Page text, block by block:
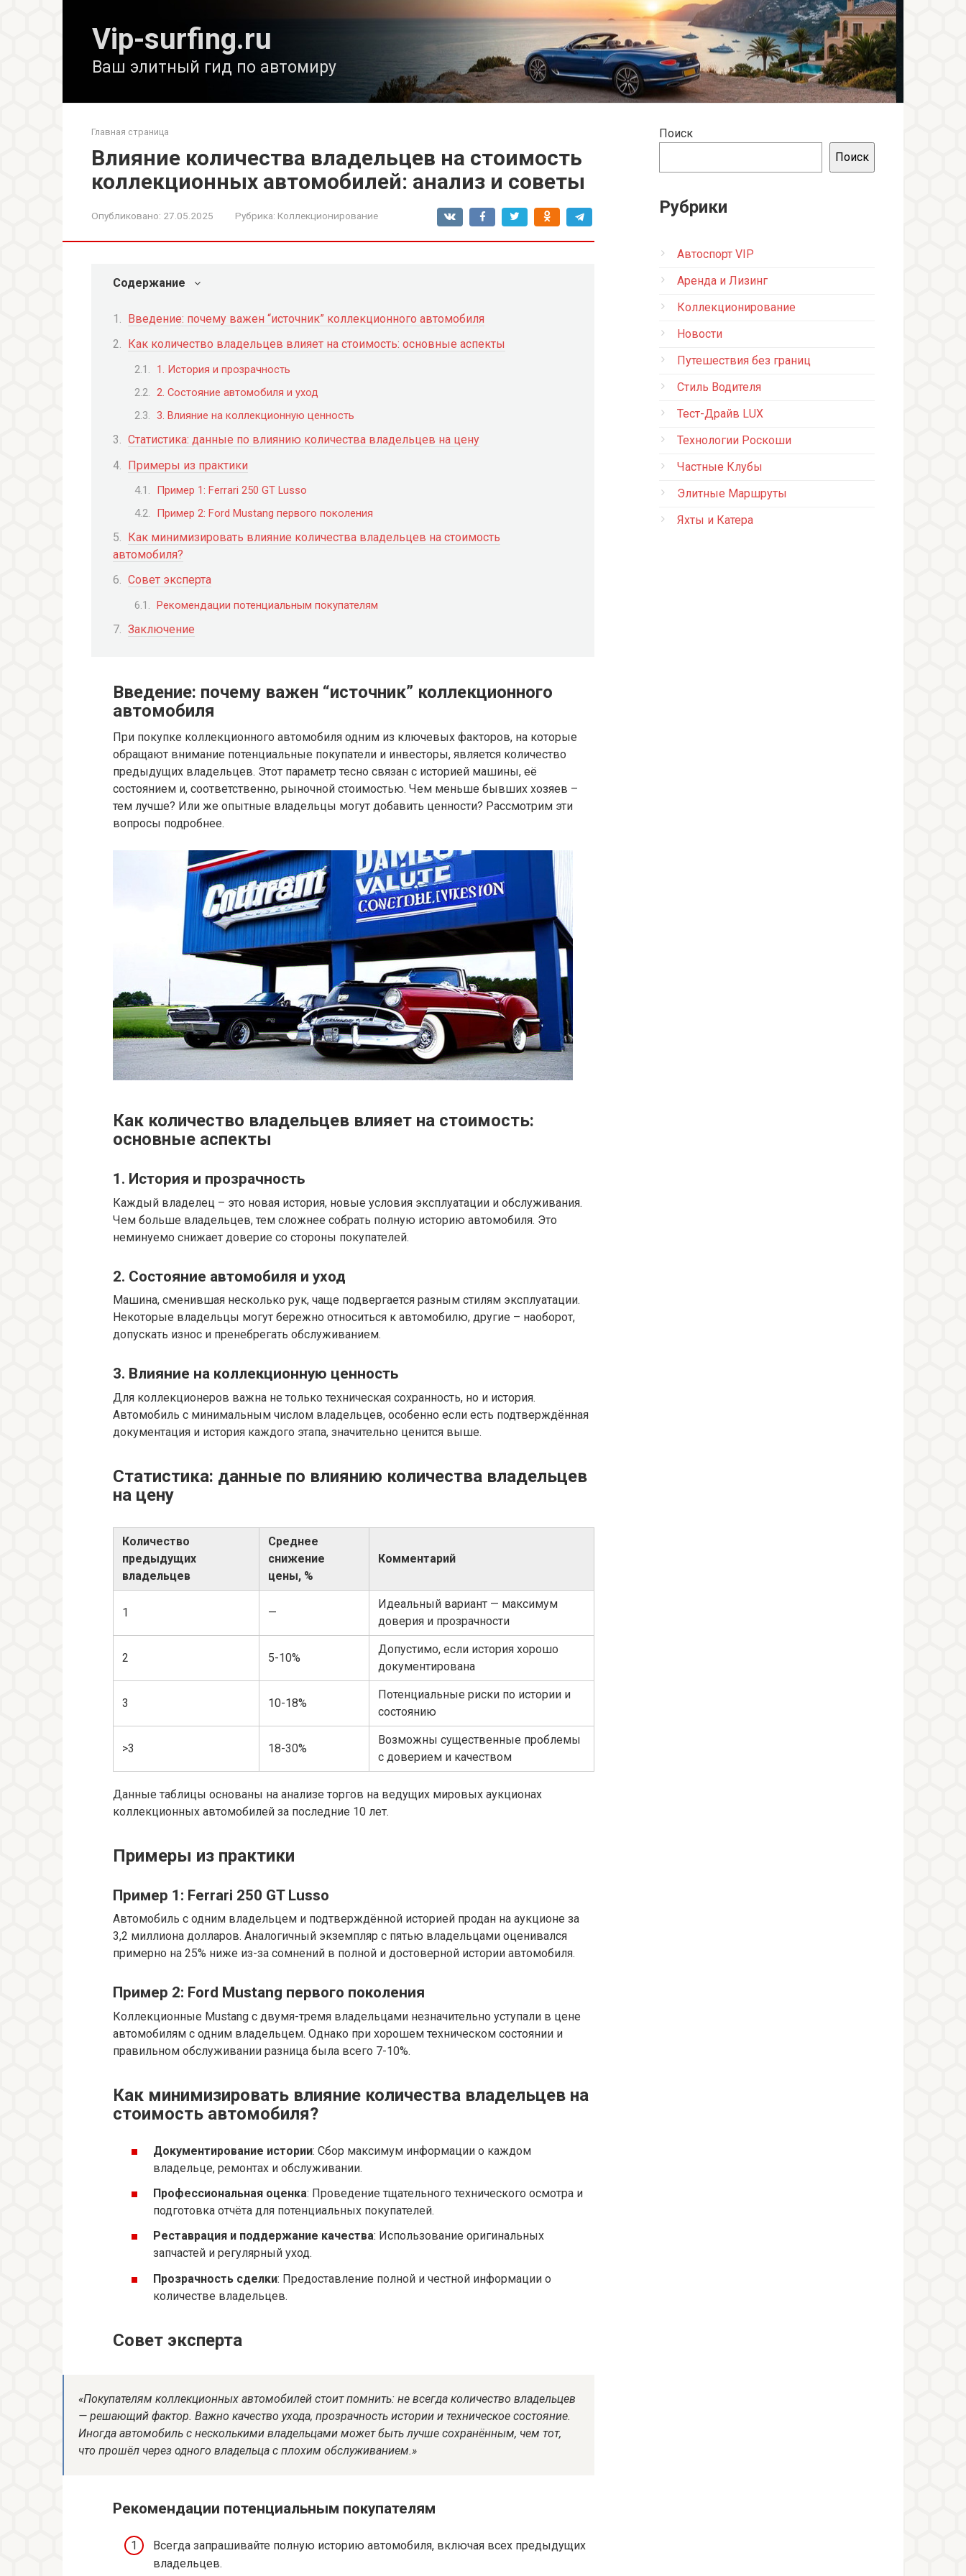
Vip-surfing.ru
Ваш элитный гид по автомиру
Главная страница
Влияние количества владельцев на стоимость
коллекционных автомобилей: анализ и советы
Опубликовано: 27.05.2025 Рубрика: Коллекционирование
Содержание
Введение: почему важен “источник” коллекционного автомобиля
Как количество владельцев влияет на стоимость: основные аспекты
1. История и прозрачность
2. Состояние автомобиля и уход
3. Влияние на коллекционную ценность
Статистика: данные по влиянию количества владельцев на цену
Примеры из практики
Пример 1: Ferrari 250 GT Lusso
Пример 2: Ford Mustang первого поколения
Как минимизировать влияние количества владельцев на стоимость
автомобиля?
Совет эксперта
Рекомендации потенциальным покупателям
Заключение
Введение: почему важен “источник” коллекционного
автомобиля
При покупке коллекционного автомобиля одним из ключевых факторов, на которые
обращают внимание потенциальные покупатели и инвесторы, является количество
предыдущих владельцев. Этот параметр тесно связан с историей машины, её
состоянием и, соответственно, рыночной стоимостью. Чем меньше бывших хозяев –
тем лучше? Или же опытные владельцы могут добавить ценности? Рассмотрим эти
вопросы подробнее.
Как количество владельцев влияет на стоимость:
основные аспекты
1. История и прозрачность
Каждый владелец – это новая история, новые условия эксплуатации и обслуживания.
Чем больше владельцев, тем сложнее собрать полную историю автомобиля. Это
неминуемо снижает доверие со стороны покупателей.
2. Состояние автомобиля и уход
Машина, сменившая несколько рук, чаще подвергается разным стилям эксплуатации.
Некоторые владельцы могут бережно относиться к автомобилю, другие – наоборот,
допускать износ и пренебрегать обслуживанием.
3. Влияние на коллекционную ценность
Для коллекционеров важна не только техническая сохранность, но и история.
Автомобиль с минимальным числом владельцев, особенно если есть подтверждённая
документация и история каждого этапа, значительно ценится выше.
Статистика: данные по влиянию количества владельцев
на цену
Количество
предыдущих
владельцев
Среднее
снижение
цены, %
Комментарий
1 —
Идеальный вариант — максимум
доверия и прозрачности
2 5-10%
Допустимо, если история хорошо
документирована
3 10-18%
Потенциальные риски по истории и
состоянию
>3 18-30%
Возможны существенные проблемы
с доверием и качеством
Данные таблицы основаны на анализе торгов на ведущих мировых аукционах
коллекционных автомобилей за последние 10 лет.
Примеры из практики
Пример 1: Ferrari 250 GT Lusso
Автомобиль с одним владельцем и подтверждённой историей продан на аукционе за
3,2 миллиона долларов. Аналогичный экземпляр с пятью владельцами оценивался
примерно на 25% ниже из-за сомнений в полной и достоверной истории автомобиля.
Пример 2: Ford Mustang первого поколения
Коллекционные Mustang с двумя-тремя владельцами незначительно уступали в цене
автомобилям с одним владельцем. Однако при хорошем техническом состоянии и
правильном обслуживании разница была всего 7-10%.
Как минимизировать влияние количества владельцев на
стоимость автомобиля?
Документирование истории: Сбор максимум информации о каждом
владельце, ремонтах и обслуживании.
Профессиональная оценка: Проведение тщательного технического осмотра и
подготовка отчёта для потенциальных покупателей.
Реставрация и поддержание качества: Использование оригинальных
запчастей и регулярный уход.
Прозрачность сделки: Предоставление полной и честной информации о
количестве владельцев.
Совет эксперта
«Покупателям коллекционных автомобилей стоит помнить: не всегда количество владельцев
— решающий фактор. Важно качество ухода, прозрачность истории и техническое состояние.
Иногда автомобиль с несколькими владельцами может быть лучше сохранённым, чем тот,
что прошёл через одного владельца с плохим обслуживанием.»
Рекомендации потенциальным покупателям
Всегда запрашивайте полную историю автомобиля, включая всех предыдущих
владельцев.
Поиск
Поиск
Рубрики
Автоспорт VIP
Аренда и Лизинг
Коллекционирование
Новости
Путешествия без границ
Стиль Водителя
Тест-Драйв LUX
Технологии Роскоши
Частные Клубы
Элитные Маршруты
Яхты и Катера